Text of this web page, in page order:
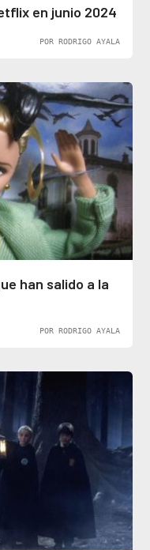
en junio 2024
POR RODRIGO AYALA
han salido a la
POR RODRIGO AYALA